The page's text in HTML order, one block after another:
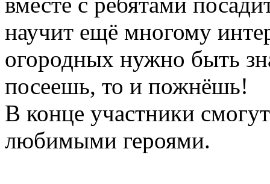
научит ещё многому
огородных нужно быть
посеешь, то и пожнёшь!
В конце участники
любимыми героями.